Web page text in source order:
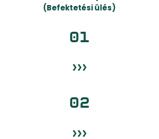
(Befektetési ülés)
01
›››
02
›››